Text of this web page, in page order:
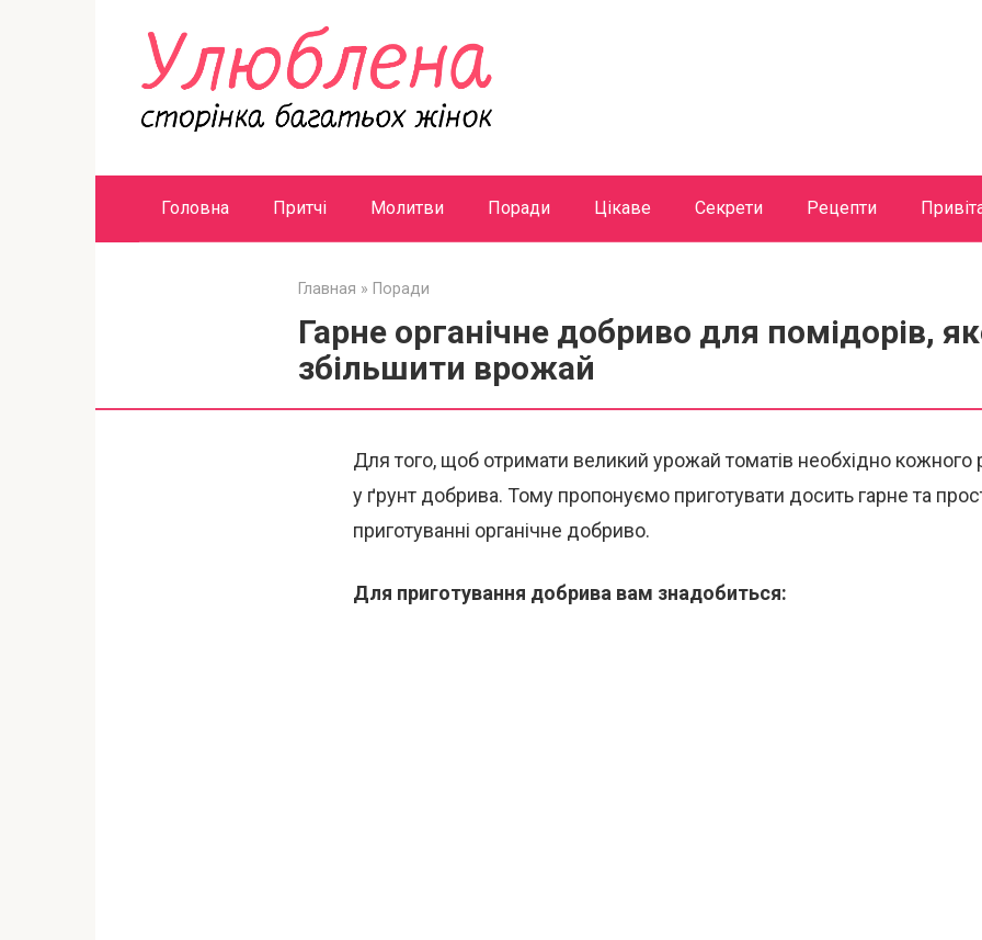
Головна Притчі Молитви Поради Цікаве Секрети Рецепти
Главная » Поради
Гарне органічне добриво для помідорів,
збільшити врожай
Для того, щоб отримати великий урожай томатів необхідно кожного
у ґрунт добрива. Тому пропонуємо приготувати досить гарне та
приготуванні органічне добриво.
Для приготування добрива вам знадобиться: